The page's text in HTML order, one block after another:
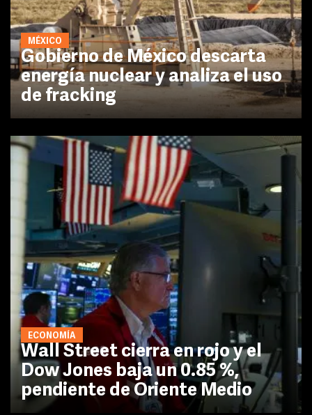
MÉXICO
Gobierno de México descarta
energía nuclear y analiza el uso
de fracking
ECONOMÍA
Wall Street cierra en rojo y el
Dow Jones baja un 0.85 %,
pendiente de Oriente Medio